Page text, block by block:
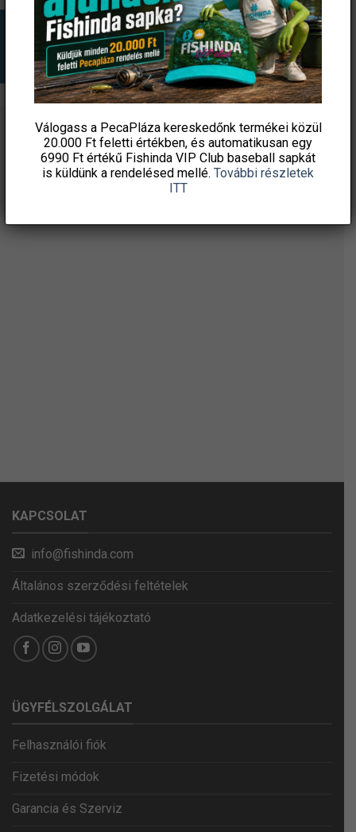
ÉRTESÜLJ ELSŐKÉNT! IRATKOZZ FEL A
HÍRLEVELÜNKRE!
KAPCSOLAT
info@fishinda.com
Általános szerződési feltételek
Adatkezelési tájékoztató
ÜGYFÉLSZOLGÁLAT
Felhasználói fiók
Fizetési módok
Garancia és Szerviz
Válogass a PecaPláza kereskedőnk termékei közül
20.000 Ft feletti értékben, és automatikusan egy
6990 Ft értékű Fishinda VIP Club baseball sapkát
is küldünk a rendelésed mellé. További részletek
ITT